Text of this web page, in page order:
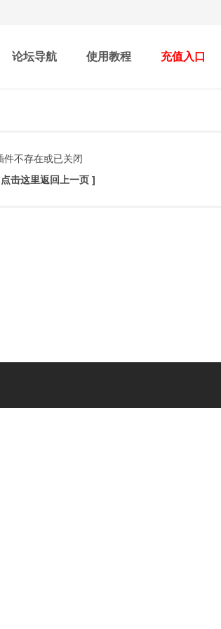
论坛导航 使用教程 充值入口
件不存在或已关闭
击这里返回上一页 ]